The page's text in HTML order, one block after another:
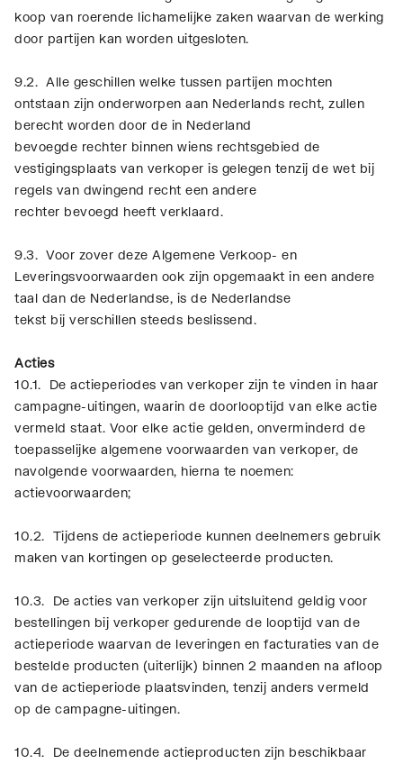
koop van roerende lichamelijke zaken waarvan de werking
door partijen kan worden uitgesloten.
9.2. Alle geschillen welke tussen partijen mochten
ontstaan zijn onderworpen aan Nederlands recht, zullen
berecht worden door de in Nederland
bevoegde rechter binnen wiens rechtsgebied de
vestigingsplaats van verkoper is gelegen tenzij de wet bij
regels van dwingend recht een andere
rechter bevoegd heeft verklaard.
9.3. Voor zover deze Algemene Verkoop- en
Leveringsvoorwaarden ook zijn opgemaakt in een andere
taal dan de Nederlandse, is de Nederlandse
tekst bij verschillen steeds beslissend.
Acties
10.1. De actieperiodes van verkoper zijn te vinden in haar
campagne-uitingen, waarin de doorlooptijd van elke actie
vermeld staat. Voor elke actie gelden, onverminderd de
toepasselijke algemene voorwaarden van verkoper, de
navolgende voorwaarden, hierna te noemen:
actievoorwaarden;
10.2. Tijdens de actieperiode kunnen deelnemers gebruik
maken van kortingen op geselecteerde producten.
10.3. De acties van verkoper zijn uitsluitend geldig voor
bestellingen bij verkoper gedurende de looptijd van de
actieperiode waarvan de leveringen en facturaties van de
bestelde producten (uiterlijk) binnen 2 maanden na afloop
van de actieperiode plaatsvinden, tenzij anders vermeld
op de campagne-uitingen.
10.4. De deelnemende actieproducten zijn beschikbaar